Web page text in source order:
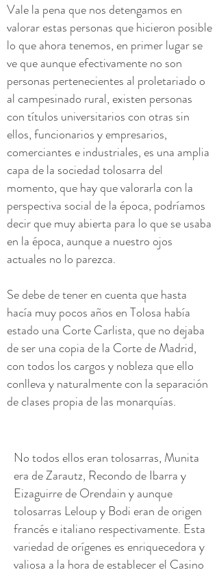
Vale la pena que nos detengamos en
valorar estas personas que hicieron posible
lo que ahora tenemos, en primer lugar se
ve que aunque efectivamente no son
personas pertenecientes al proletariado o
al campesinado rural, existen personas
con títulos universitarios con otras sin
ellos, funcionarios y empresarios,
comerciantes e industriales, es una amplia
capa de la sociedad tolosarra del
momento, que hay que valorarla con la
perspectiva social de la época, podríamos
decir que muy abierta para lo que se usaba
en la época, aunque a nuestro ojos
actuales no lo parezca.
Se debe de tener en cuenta que hasta
hacía muy pocos años en Tolosa había
estado una Corte Carlista, que no dejaba
de ser una copia de la Corte de Madrid,
con todos los cargos y nobleza que ello
conlleva y naturalmente con la separación
de clases propia de las monarquías.
No todos ellos eran tolosarras, Munita
era de Zarautz, Recondo de Ibarra y
Eizaguirre de Orendain y aunque
tolosarras Leloup y Bodi eran de origen
francés e italiano respectivamente. Esta
variedad de orígenes es enriquecedora y
valiosa a la hora de establecer el Casino